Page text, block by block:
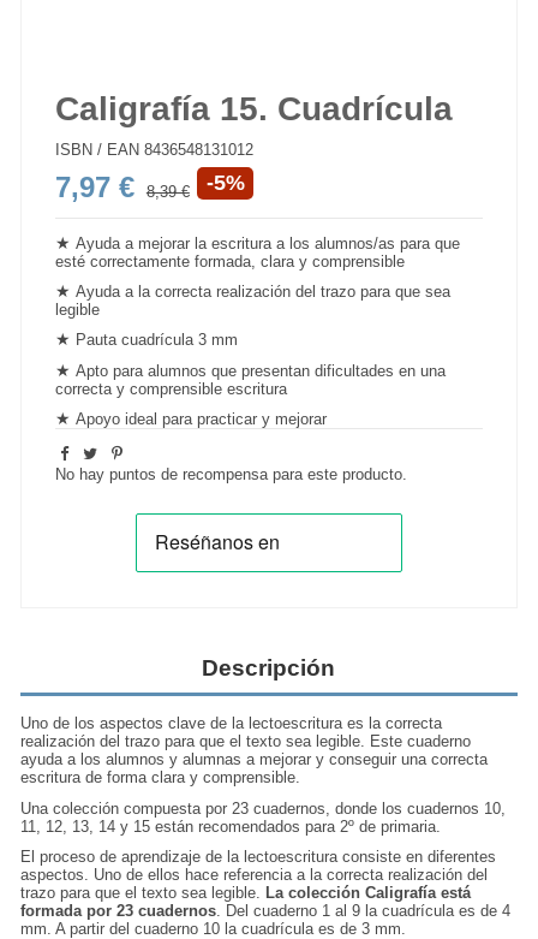
Caligrafía 15. Cuadrícula
ISBN / EAN 8436548131012
7,97 € 8,39 € -5%
★ Ayuda a mejorar laescritura a los alumnos/as para que
esté correctamente formada, clara y comprensible
★ Ayuda a la correcta realización del trazo para que sea
legible
★ Pauta cuadrícula 3 mm
★ Apto para alumnos que presentan dificultades en una
correcta y comprensible escritura
★ Apoyo ideal para practicar y mejorar
No hay puntos de recompensa para este producto.
Descripción
Uno de los aspectos clave de la lectoescrituraes la correcta
realización del trazo para que el texto sea legible. Este cuaderno
ayuda a los alumnos y alumnas a mejorar y conseguir una correcta
escritura de forma clara y comprensible.
Una colección compuesta por 23 cuadernos, donde los cuadernos 10,
11, 12, 13, 14 y 15 están recomendados para 2º de primaria.
El proceso de aprendizaje de la lectoescritura consiste en diferentes
aspectos. Uno de ellos hace referencia a la correcta realización del
trazo para que el texto sea legible. La colecciónCaligrafía está
formada por 23 cuadernos . Del cuaderno 1 al 9 la cuadrícula es de 4
mm. A partir del cuaderno 10 la cuadrícula es de 3 mm.